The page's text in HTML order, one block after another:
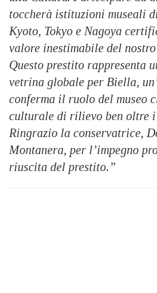
toccherà istituzioni museali
Kyoto, Tokyo e Nagoya
valore inestimabile del
Questo prestito rappresenta
vetrina globale per Biella,
conferma il ruolo del museo
culturale di rilievo ben oltre
Ringrazio la conservatrice,
Montanera, per l’impegno
riuscita del prestito.”